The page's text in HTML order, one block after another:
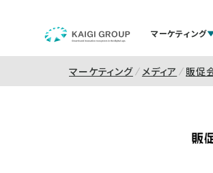
マーケティング
マーケティング メディア 販促